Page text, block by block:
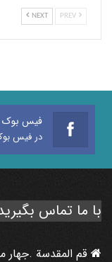
NEXT
فیس بوک
با ما تماس
قم المقدسة .جهار